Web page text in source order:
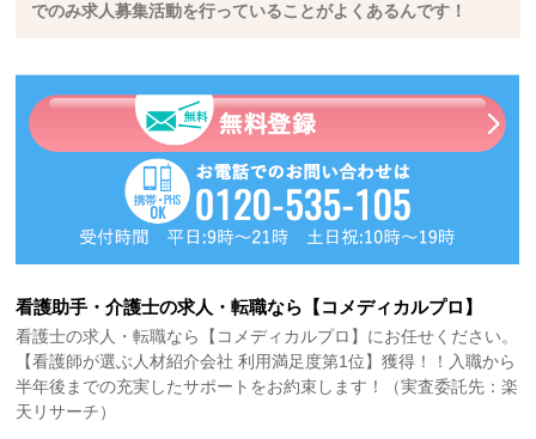
でのみ求人募集活動を行っていることがよくあるんです！
看護助手・介護士の求人・転職なら【コメディカルプロ】
看護士の求人・転職なら【コメディカルプロ】にお任せください。
【看護師が選ぶ人材紹介会社 利用満足度第1位】獲得！！入職から
半年後までの充実したサポートをお約束します！（実査委託先：楽
天リサーチ）